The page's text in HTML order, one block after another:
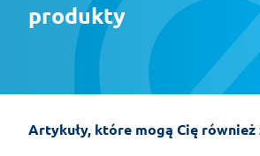
produkty
Artykuły, które mogą Cię